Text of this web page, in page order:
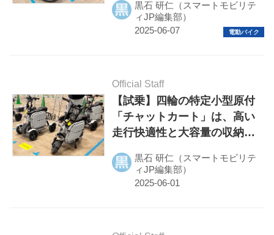
このメディアについて
プライバシーポリシー
ライター名簿
お問い合せ
広告掲載について
ンの電動バイク
黒石 研仁（スマートモビリテ
ィJP編集部）
Official Staff
【試乗】四輪の特定小型原付
「チャットカート」は、高い
走行快適性と大容量の収納ス
ト
黒石 研仁（スマートモビリテ
ィJP編集部）